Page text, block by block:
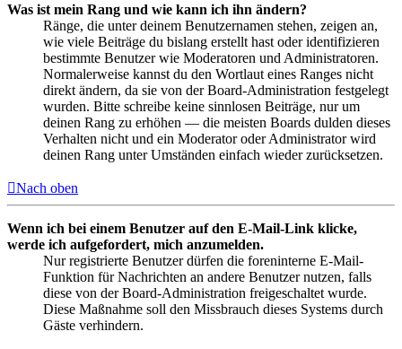
Was ist mein Rang und wie kann ich ihn ändern?
Ränge, die unter deinem Benutzernamen stehen, zeigen an,
wie viele Beiträge du bislang erstellt hast oder identifizieren
bestimmte Benutzer wie Moderatoren und Administratoren.
Normalerweise kannst du den Wortlaut eines Ranges nicht
direkt ändern, da sie von der Board-Administration festgelegt
wurden. Bitte schreibe keine sinnlosen Beiträge, nur um
deinen Rang zu erhöhen — die meisten Boards dulden dieses
Verhalten nicht und ein Moderator oder Administrator wird
deinen Rang unter Umständen einfach wieder zurücksetzen.
Nach oben
Wenn ich bei einem Benutzer auf den E-Mail-Link klicke,
werde ich aufgefordert, mich anzumelden.
Nur registrierte Benutzer dürfen die foreninterne E-Mail-
Funktion für Nachrichten an andere Benutzer nutzen, falls
diese von der Board-Administration freigeschaltet wurde.
Diese Maßnahme soll den Missbrauch dieses Systems durch
Gäste verhindern.